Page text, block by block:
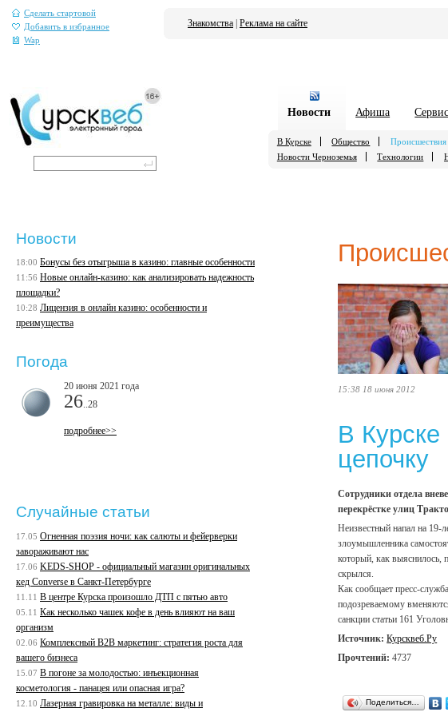
Сделать стартовой
Добавить в избранное
Wap
Знакомства Реклама на сайте
Новости Афиша
В Курске Общество Происшествия
Новости Черноземья
Технологии
15:38 18 июня 2012
В Курске
цепочку
Сотрудники отдела
перекрёстке улиц
Неизвестный напал на 19-
злоумышленника
который, как выяснилось,
скрылся.
Как сообщает пресс-
подозреваемому
санкции статьи 161
Источник: Курсквеб.Ру
Прочтений: 4737
Поделиться…
Новости
18:00 Бонусы без отыгрыша в казино: главные особенности
11:56 Новые онлайн-казино: как анализировать надежность
площадки?
10:28 Лицензия в онлайн казино: особенности и
преимущества
Погода
20 июня 2021 года
26 ..28
подробнее>>
Случайные статьи
17.05 Огненная поэзия ночи: как салюты и фейерверки
завораживают нас
17.06 KEDS-SHOP - официальный магазин оригинальных
кед Converse в Санкт-Петербурге
11.11 В центре Курска произошло ДТП с пятью авто
05.11 Как несколько чашек кофе в день влияют на ваш
организм
02.06 Комплексный B2B маркетинг: стратегия роста для
вашего бизнеса
15.07 В погоне за молодостью: инъекционная
косметология - панацея или опасная игра?
12.10 Лазерная гравировка на металле: виды и